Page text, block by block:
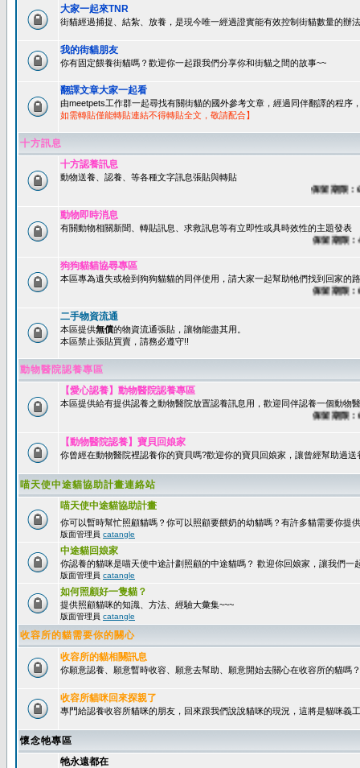
大家一起來TNR
街貓經過捕捉、結紮、放養，是現今唯一經過證實能有效控制街貓數量的辦
我的街貓朋友
你有固定餵養街貓嗎？歡迎你一起跟我們分享你和街貓之間的故事~~
翻譯文章大家一起看
由meetpets工作群一起尋找有關街貓的國外參考文章，經過同伴翻譯的程序
如需轉貼僅能轉貼連結不得轉貼全文，敬請配合】
十方訊息
十方認養訊息
動物送養、認養、等各種文字訊息張貼與轉貼
保留期限：60天
動物即時消息
有關動物相關新聞、轉貼訊息、求救訊息等有立即性或具時效性的主題發表
保留期限：45天
狗狗貓貓協尋專區
本區專為遺失或檢到狗狗貓貓的同伴使用，請大家一起幫助牠們找到回家的
保留期限：60天
二手物資流通
本區提供無償的物資流通張貼，讓物能盡其用。
本區禁止張貼買賣，請務必遵守!!
動物醫院認養專區
【愛心認養】動物醫院認養專區
本區提供給有提供認養之動物醫院放置認養訊息用，歡迎同伴認養一個動物
保留期限：60天
【動物醫院認養】寶貝回娘家
你曾經在動物醫院裡認養你的寶貝嗎?歡迎你的寶貝回娘家，讓曾經幫助過
喵天使中途貓協助計畫連絡站
喵天使中途貓協助計畫
你可以暫時幫忙照顧貓嗎？你可以照顧要餵奶的幼貓嗎？有許多貓需要你提
版面管理員 catangle
中途貓回娘家
你認養的貓咪是喵天使中途計劃照顧的中途貓嗎？ 歡迎你回娘家，讓我們一
版面管理員 catangle
如何照顧好一隻貓？
提供照顧貓咪的知識、方法、經驗大彙集~~~
版面管理員 catangle
收容所的貓需要你的關心
收容所的貓相關訊息
你願意認養、願意暫時收容、願意去幫助、願意開始去關心在收容所的貓嗎？
收容所貓咪回來探親了
專門給認養收容所貓咪的朋友，回來跟我們說說貓咪的現況，這將是貓咪義
懷念牠專區
牠永遠都在